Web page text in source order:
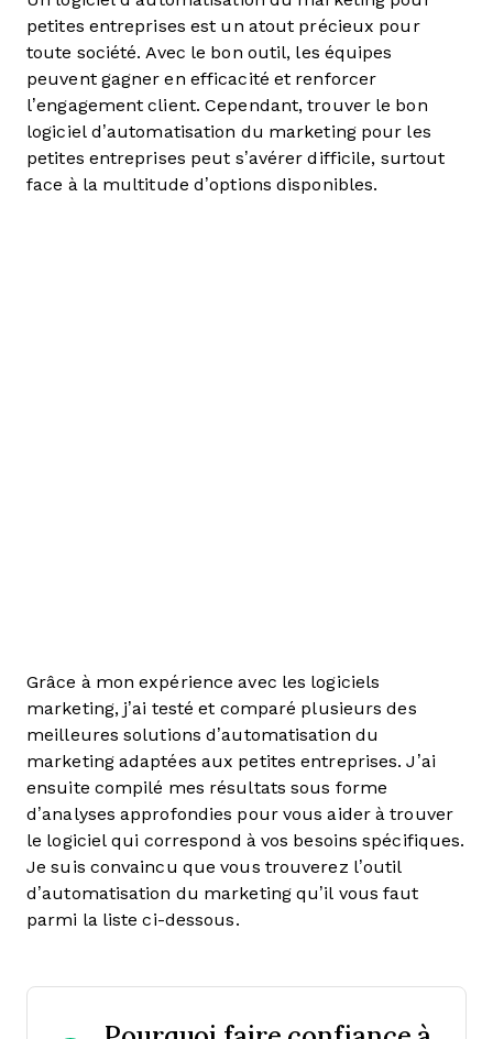
petites entreprises est un atout précieux pour
toute société. Avec le bon outil, les équipes
peuvent gagner en efficacité et renforcer
l’engagement client. Cependant, trouver le bon
logiciel d’automatisation du marketing pour les
petites entreprises peut s’avérer difficile, surtout
face à la multitude d’options disponibles.
Grâce à mon expérience avec les logiciels
marketing, j’ai testé et comparé plusieurs des
meilleures solutions d’automatisation du
marketing adaptées aux petites entreprises. J’ai
ensuite compilé mes résultats sous forme
d’analyses approfondies pour vous aider à trouver
le logiciel qui correspond à vos besoins spécifiques.
Je suis convaincu que vous trouverez l’outil
d’automatisation du marketing qu’il vous faut
parmi la liste ci-dessous.